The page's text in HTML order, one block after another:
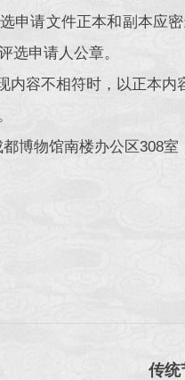
申请文件正本和副本应
选申请人公章。
容不相符时，以正本内
博物馆南楼办公区308室
传统